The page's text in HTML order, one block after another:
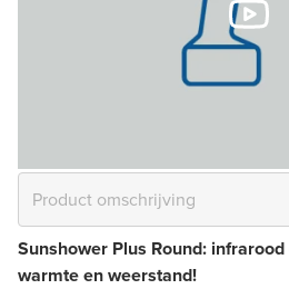
Sunshower Plus Round:
warmte en weerstand!